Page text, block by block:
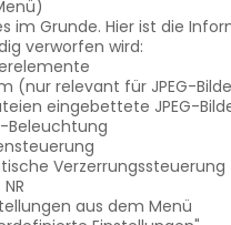
im Grunde. Hier ist die
verworfen wird:
(nur relevant für JPEG-
eingebettete JPEG-
Beleuchtung
Verzerrungssteuerung
aus dem Menü